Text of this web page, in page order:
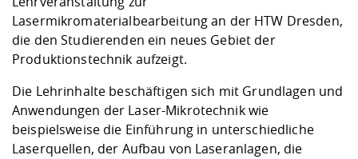
Lasermikromaterialbearbeitung an der HTW Dresden,
die den Studierenden ein neues Gebiet der
Produktionstechnik aufzeigt.
Die Lehrinhalte beschäftigen sich mit Grundlagen und
Anwendungen der Laser-Mikrotechnik wie
beispielsweise die Einführung in unterschiedliche
Laserquellen, der Aufbau von Laseranlagen, die